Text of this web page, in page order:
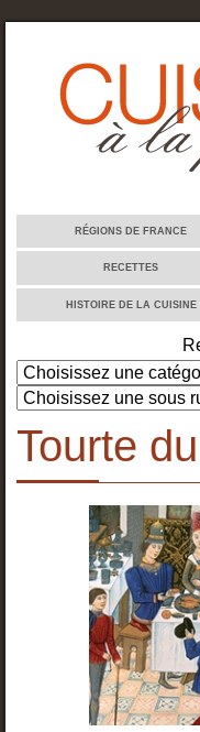
RÉGIONS DE FRANCE
RECETTES
HISTOIRE DE LA CUISINE
Tourte